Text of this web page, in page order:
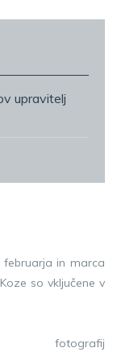
upravitelj
in marca
so vključene v